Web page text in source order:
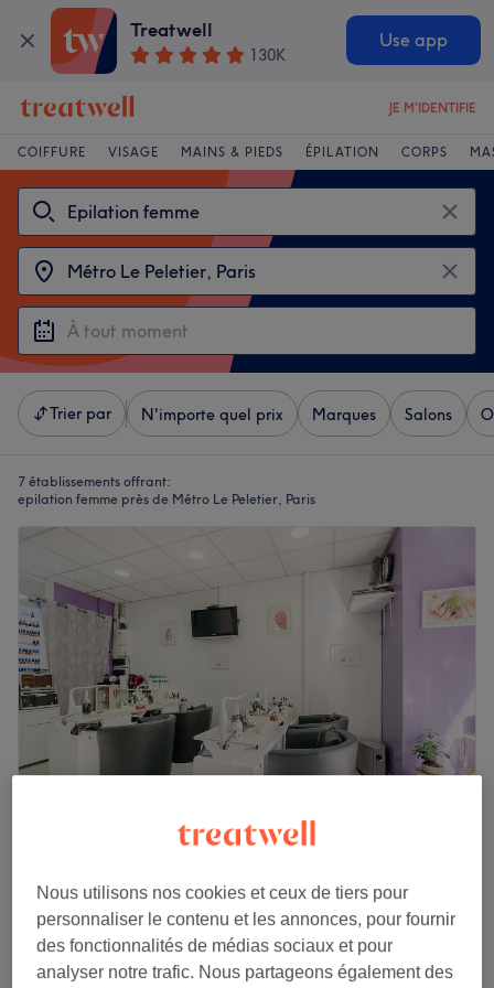
Treatwell
130K
Use app
JE M'IDENTIFIE
COIFFURE VISAGE MAINS & PIEDS ÉPILATION CORPS
Trier par N'importe quel prix Marques Salons
7 établissements offrant:
epilation femme près de Métro Le Peletier, Paris
9e arrondissement, Paris
Montrer sur la carte
Femme - Épilation Sourcils
10 min - 45 min
à partir de
Je veux en savoir plus
Nous utilisons nos cookies et ceux de tiers pour
personnaliser le contenu et les annonces, pour fournir
des fonctionnalités de médias sociaux et pour
analyser notre trafic. Nous partageons également des